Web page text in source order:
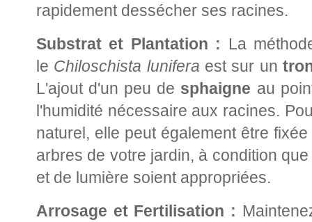
rapidement dessécher ses racines.
Substrat et Plantation : La
le Chiloschista lunifera est sur un
L'ajout d'un peu de sphaigne au
l'humidité nécessaire aux racines.
naturel, elle peut également être
arbres de votre jardin, à condition
et de lumière soient appropriées.
Arrosage et Fertilisation :